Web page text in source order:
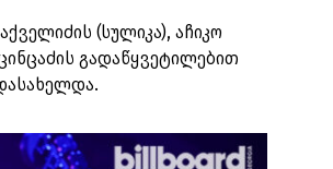
(სულიკა), აჩიკო
გადაწყვეტილებით